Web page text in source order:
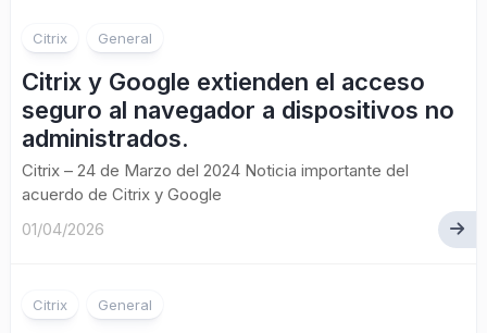
Citrix General
Citrix y Google extienden el acceso
seguro al navegador a dispositivos no
administrados.
Citrix – 24 de Marzo del 2024 Noticia importante del
acuerdo de Citrix y Google
01/04/2026
Citrix General